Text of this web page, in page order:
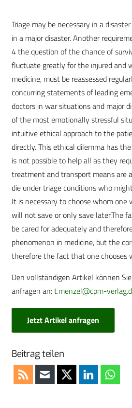
Triage may be necessary in a
in a major disaster. Another
4 the question of the chance of
fluctuate greatly for the injured and
medicine, must be reassessed
concurring statements of leading
doctors in war situations and major
of the most emotionally stressful
intuitive ethical approach to the
directly. This ethical dilemma has
is not possible to help all as they
treatment and transport means are
die under triage conditions who
It is necessary to choose whom one
will not save or only save later.The
be cared for adequately and
phenomenon in medicine, but the
therefore the fact that one chooses
Den vollständigen Artikel können
anfragen an:t.menzel@cpm-
Jetzt Artikel anfragen
Beitrag teilen